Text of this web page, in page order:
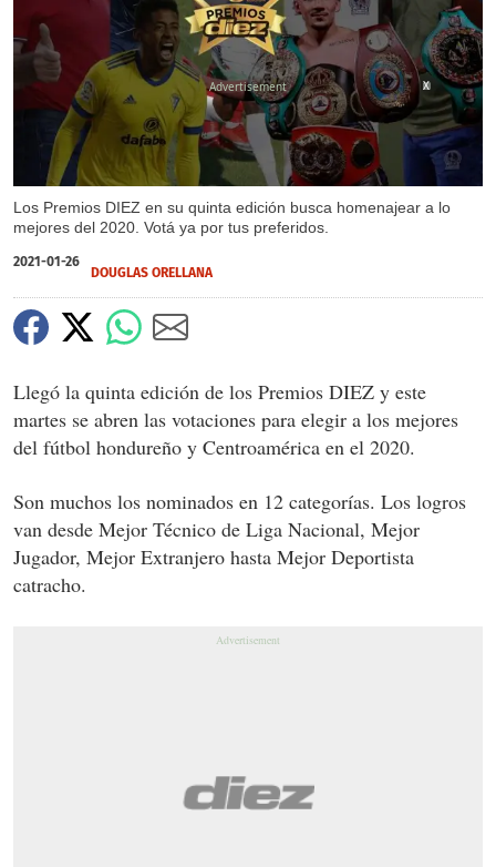
Los Premios DIEZ en su quinta edición busca homenajear a lo
mejores del 2020. Votá ya por tus preferidos.
X
2021-01-26
DOUGLAS ORELLANA
Llegó la quinta edición de los Premios DIEZ y este
martes se abren las votaciones para elegir a los mejores
del fútbol hondureño y Centroamérica en el 2020.
Son muchos los nominados en 12 categorías. Los logros
van desde Mejor Técnico de Liga Nacional, Mejor
Jugador, Mejor Extranjero hasta Mejor Deportista
catracho.